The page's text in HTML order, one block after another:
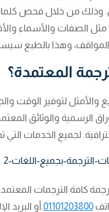
وذلك من خلال فحص
الصفات والأسماء
وهذا بالطبع
المعتمدة؟
والأمثل لتوفير الوقت
الرسمية والوثائق
لجميع الخدمات التي تحتاجها
كافة الترجمات
01101203800.أو البريد